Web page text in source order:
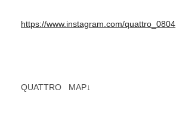
https://www.instagram.com/quattro_0804
QUATTRO MAP↓